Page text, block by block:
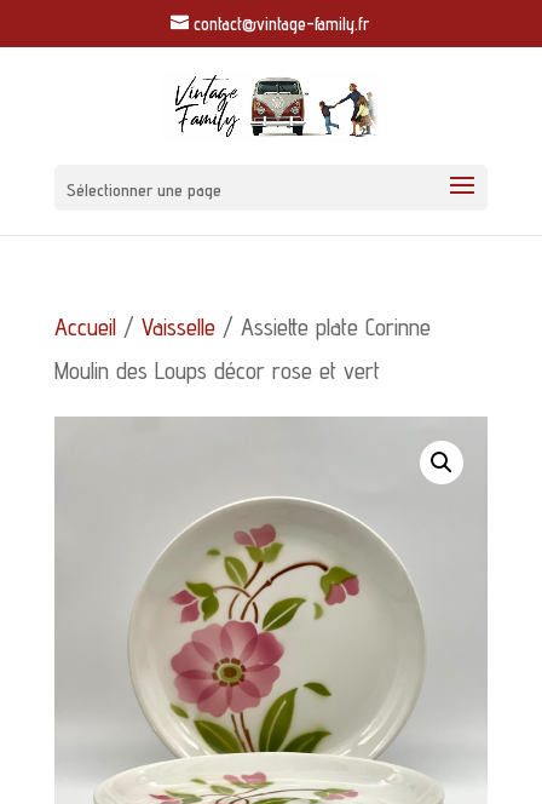
contact@vintage-family.fr
Sélectionner une page
Accueil/ Vaisselle/ Assiette plate Corinne
Moulin des Loups décor rose et vert